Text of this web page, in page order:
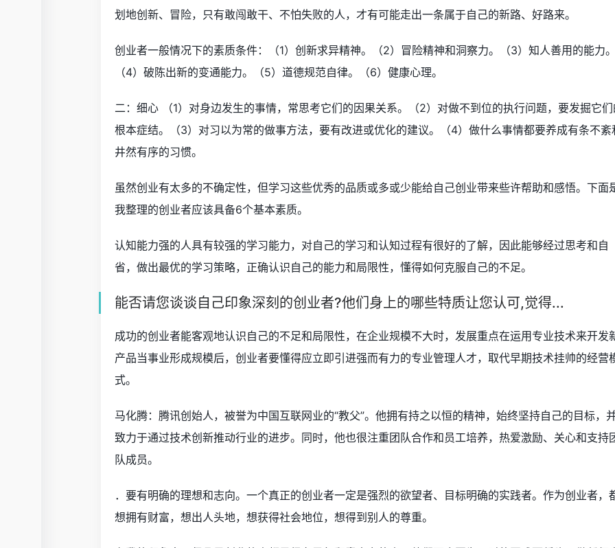
划地创新、冒险，只有敢闯敢干、不怕失败的人，才有可能走出一条属于自己的新路、好路来。
创业者一般情况下的素质条件：（1）创新求异精神。（2）冒险精神和洞察力。（3）知人善用的能力
（4）破陈出新的变通能力。（5）道德规范自律。（6）健康心理。
二：细心 （1）对身边发生的事情，常思考它们的因果关系。（2）对做不到位的执行问题，要发掘它
根本症结。（3）对习以为常的做事方法，要有改进或优化的建议。（4）做什么事情都要养成有条不紊
井然有序的习惯。
虽然创业有太多的不确定性，但学习这些优秀的品质或多或少能给自己创业带来些许帮助和感悟。下面
我整理的创业者应该具备6个基本素质。
认知能力强的人具有较强的学习能力，对自己的学习和认知过程有很好的了解，因此能够经过思考和自
省，做出最优的学习策略，正确认识自己的能力和局限性，懂得如何克服自己的不足。
能否请您谈谈自己印象深刻的创业者?他们身上的哪些特质让您认可,觉得...
成功的创业者能客观地认识自己的不足和局限性，在企业规模不大时，发展重点在运用专业技术来开发
产品当事业形成规模后，创业者要懂得应立即引进强而有力的专业管理人才，取代早期技术挂帅的经营
式。
马化腾：腾讯创始人，被誉为中国互联网业的“教父”。他拥有持之以恒的精神，始终坚持自己的目标，
致力于通过技术创新推动行业的进步。同时，他也很注重团队合作和员工培养，热爱激励、关心和支持
队成员。
．要有明确的理想和志向。一个真正的创业者一定是强烈的欲望者、目标明确的实践者。作为创业者，
想拥有财富，想出人头地，想获得社会地位，想得到别人的尊重。